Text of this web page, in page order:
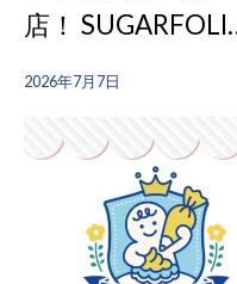
店！
2026年7月7日